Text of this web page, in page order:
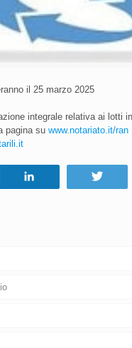
il 25 marzo 2025
integrale relativa ai lotti
pagina su www.notariato.it/ran